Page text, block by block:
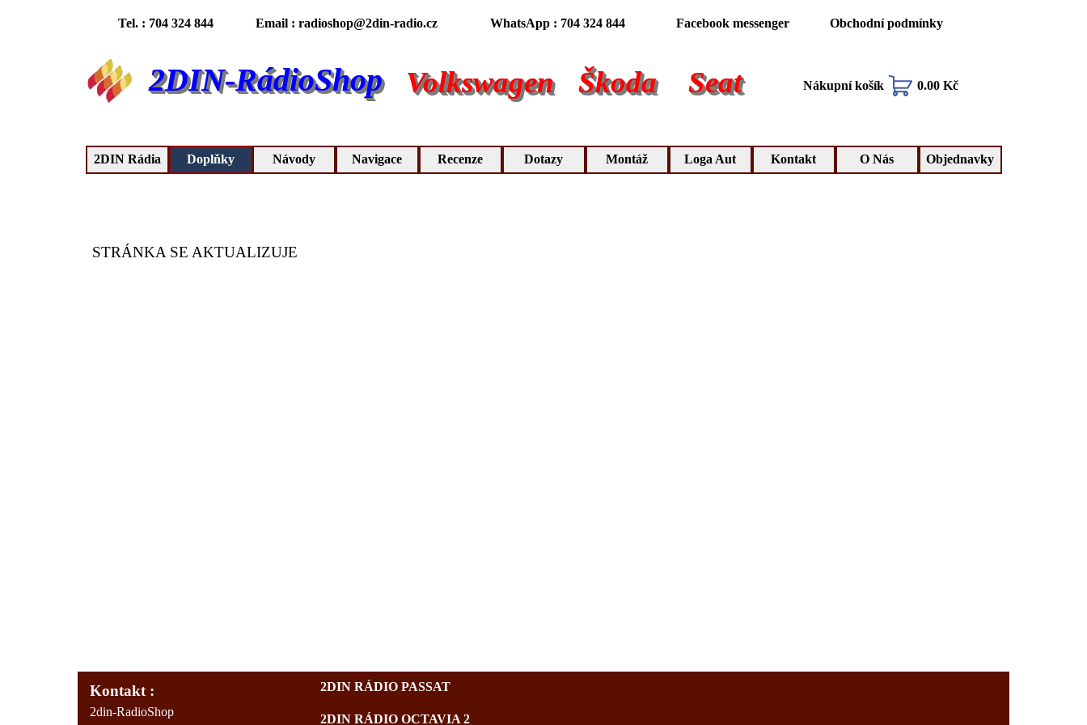
2DIN-RádioShop Volkswagen Škoda Seat Nákupní košík 0.00 Kč
2DIN Rádia Doplňky Návody Navigace Recenze Dotazy Montáž Loga Aut Kontakt O Nás Objednavky
Obchodní podmínky
Facebook messenger
WhatsApp : 704 324 844
Email : radioshop@2din-radio.cz
Tel. : 704 324 844
STRÁNKA SE AKTUALIZUJE
Kontakt :
2din-RadioShop
2DIN RÁDIO PASSAT
2DIN RÁDIO OCTAVIA 2